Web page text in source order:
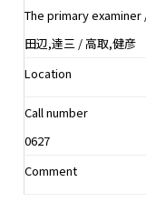
The primary
田辺,達三 / 高取,健彦
Location
Call number
0627
Comment